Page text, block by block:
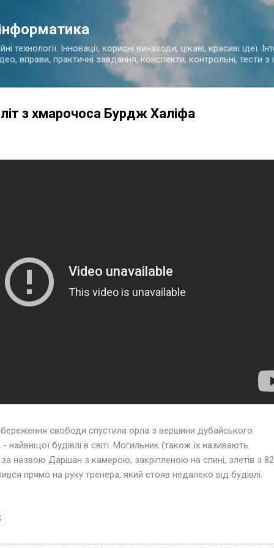
Перейти до основного вмісту
технології. Інновації, корисні винаходи, цікаві, красиві ідеї.
вправи, практичні завдання, конспекти, контрольні, тести
з хмарочоса Бурдж Халіфа
свободи спустила орла з вершини дубайського
будівлі в світі. Могильник (також їх називають
назвою Даршан з камерою, закріпленою на спині, злетів з
прямо на руку тренера, який стояв недалеко від будівлі.